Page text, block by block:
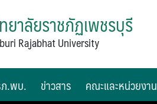
ยาลัยราชภัฏเพชรบุรี
Rajabhat University
ภ.พบ. ข่าวสาร คณะและหน่วยงาน